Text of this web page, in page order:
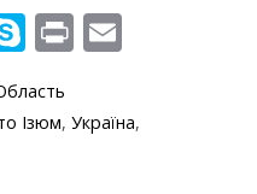
S
y
Pr
t ai
Ізюм, Україна,